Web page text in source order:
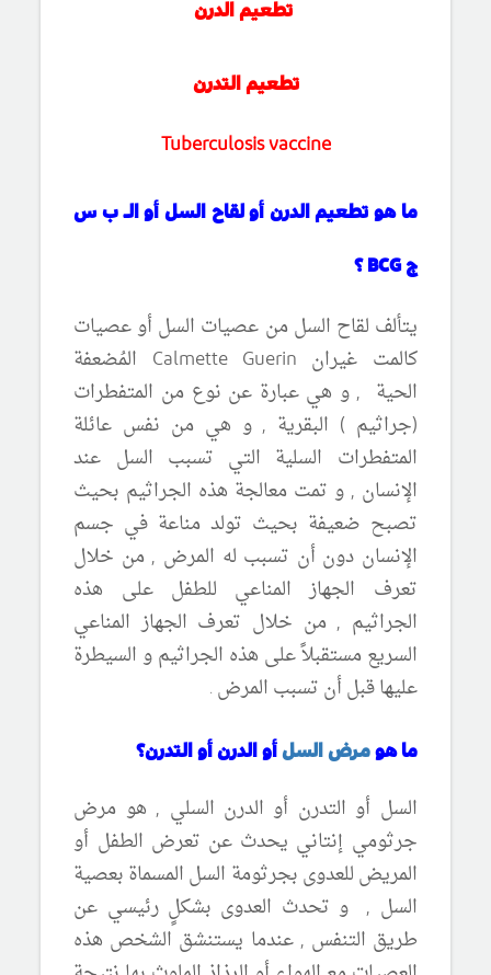
تطعيم الدرن
تطعيم التدرن
Tuberculosis vaccine
ما هو تطعيم الدرن أو لقاح السل أو الـ ب س
جBCG ؟
يتألف لقاح السل من عصيات السل أو عصيات
كالمت غيران Calmette Guerin المُضعفة
الحية , و هي عبارة عن نوع من المتفطرات
(جراثيم ) البقرية , و هي من نفس عائلة
المتفطرات السلية التي تسبب السل عند
الإنسان , و تمت معالجة هذه الجراثيم بحيث
تصبح ضعيفة بحيث تولد مناعة في جسم
الإنسان دون أن تسبب له المرض , من خلال
تعرف الجهاز المناعي للطفل على هذه
الجراثيم , من خلال تعرف الجهاز المناعي
السريع مستقبلاً على هذه الجراثيم و السيطرة
عليها قبل أن تسبب المرض .
ما هومرض السل أو الدرن أو التدرن؟
السل أو التدرن أو الدرن السلي , هو مرض
جرثومي إنتاني يحدث عن تعرض الطفل أو
المريض للعدوى بجرثومة السل المسماة بعصية
السل , و تحدث العدوى بشكلٍ رئيسي عن
طريق التنفس , عندما يستنشق الشخص هذه